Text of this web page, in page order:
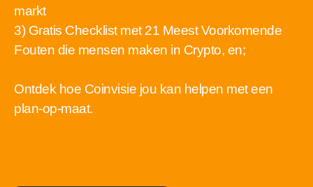
markt
3) Gratis Checklist met 21 Meest Voorkomende
Fouten die mensen maken in Crypto, en;
Ontdek hoe Coinvisie jou kan helpen met een
plan-op-maat.